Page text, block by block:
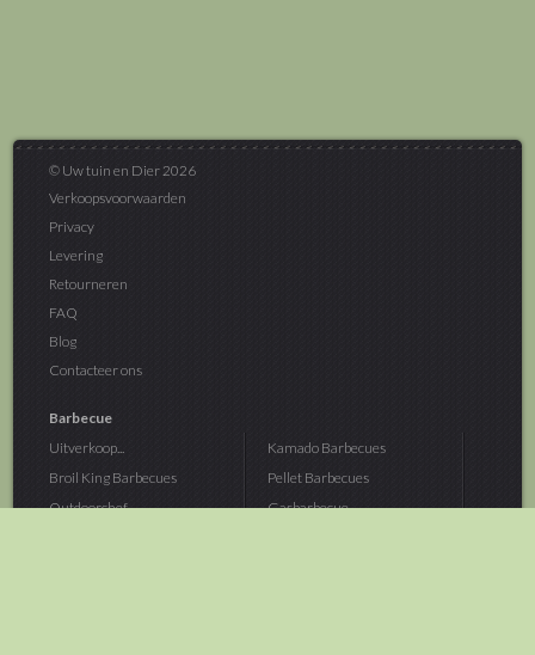
© Uw tuin en Dier 2026
Verkoopsvoorwaarden
Privacy
Levering
Retourneren
FAQ
Blog
Contacteer ons
Barbecue
Uitverkoop...
Broil King Barbecues
Outdoorchef...
Kamado Barbecues
Pellet Barbecues
Gasbarbecue